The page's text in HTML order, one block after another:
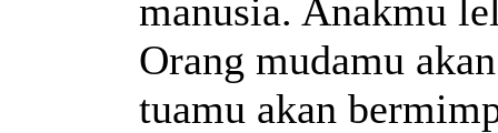
manusia. Anakmu
Orang mudamu
tuamu akan